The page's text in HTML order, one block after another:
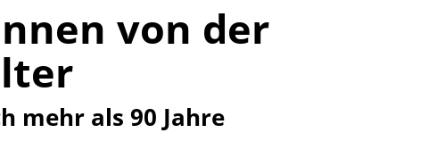
von der
mehr als 90 Jahre